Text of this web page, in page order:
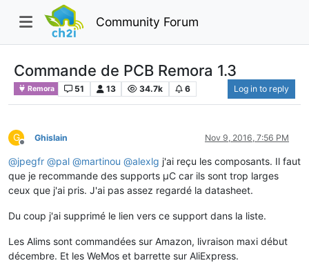
Community Forum
Commande de PCB Remora 1.3
Remora 51 13 34.7k 6 Log in to reply
G
Offline
Ghislain Nov 9, 2016, 7:56 PM
@jpegfr @pal @martinou @alexlg j'ai reçu les composants. Il faut
que je recommande des supports µC car ils sont trop larges
ceux que j'ai pris. J'ai pas assez regardé la datasheet.
Du coup j'ai supprimé le lien vers ce support dans la liste.
Les Alims sont commandées sur Amazon, livraison maxi début
décembre. Et les WeMos et barrette sur AliExpress.